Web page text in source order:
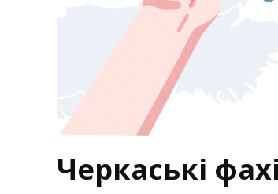
Черкаські